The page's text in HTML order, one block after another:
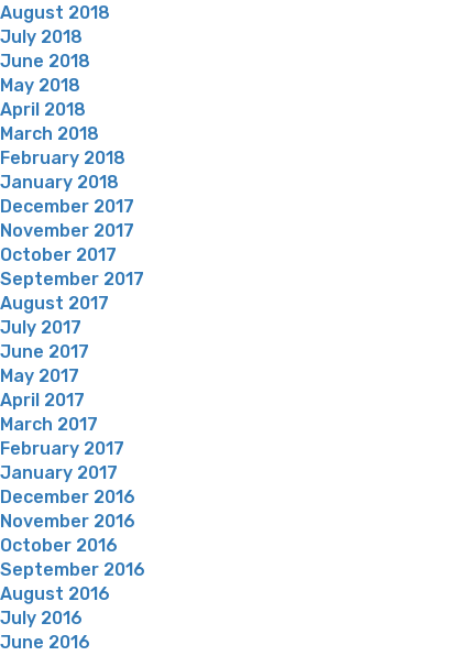
August 2018
July 2018
June 2018
May 2018
April 2018
March 2018
February 2018
January 2018
December 2017
November 2017
October 2017
September 2017
August 2017
July 2017
June 2017
May 2017
April 2017
March 2017
February 2017
January 2017
December 2016
November 2016
October 2016
September 2016
August 2016
July 2016
June 2016